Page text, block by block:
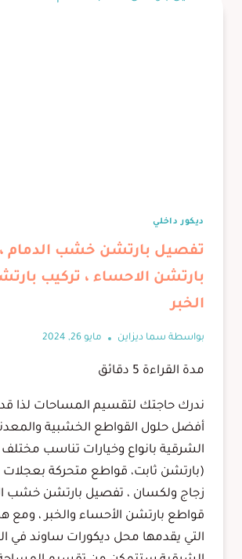
ديكور داخلي
تفصيل بارتشن خشب الدمام
بارتشن الاحساء ، تركيب
الخبر
بواسطة سما ديزاين مايو 26, 2024
مدة القراءة دقائق
ندرك حاجتك لتقسيم المساحات لذا
أفضل حلول القواطع الخشبية
الشرقية بانواع وخيارات تناسب مختلف
(بارتشن ثابت، قواطع متحركة
زجاج ولكسان ، تفصيل بارتشن خشب
قواطع بارتشن الأحساء والخبر ، ومع
التي يقدمها محل ديكورات ساوند في